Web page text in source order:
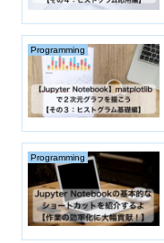
Programming
Programming